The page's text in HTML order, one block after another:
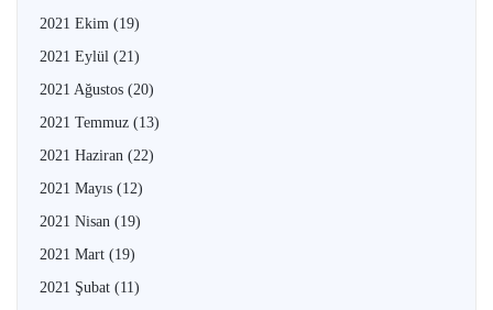
2021 Ekim (19)
2021 Eylül (21)
2021 Ağustos (20)
2021 Temmuz (13)
2021 Haziran (22)
2021 Mayıs (12)
2021 Nisan (19)
2021 Mart (19)
2021 Şubat (11)